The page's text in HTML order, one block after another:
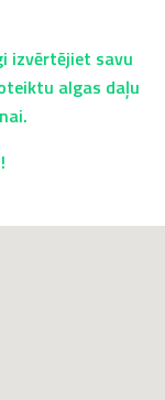
izvērtējiet savu
algas daļu